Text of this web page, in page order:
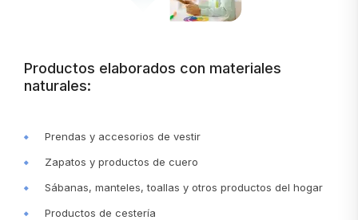
Productos elaborados con materiales
naturales:
Prendas y accesorios de vestir
Zapatos y productos de cuero
Sábanas, manteles, toallas y otros productos del hogar
Productos de cestería